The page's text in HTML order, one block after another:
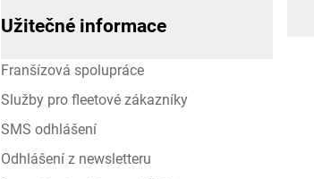
Užitečné informace
Franšízová spolupráce
Služby pro fleetové zákazníky
SMS odhlášení
Odhlášení z newsletteru